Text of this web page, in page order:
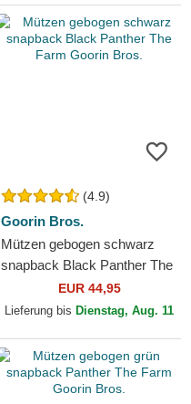
(4.9)
Goorin Bros.
Mützen gebogen schwarz
snapback Black Panther The
Farm Goorin Bros.
EUR 44,95
Lieferung bis Dienstag, Aug. 11